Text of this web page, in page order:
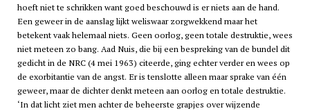
hoeft niet te schrikken want goed beschouwd is er niets aan de hand.
Een geweer in de aanslag lijkt weliswaar zorgwekkend maar het
betekent vaak helemaal niets. Geen oorlog, geen totale destruktie, wees
niet meteen zo bang. Aad Nuis, die bij een bespreking van de bundel dit
gedicht in de NRC (4 mei 1963) citeerde, ging echter verder en wees op
de exorbitantie van de angst. Er is tenslotte alleen maar sprake van één
geweer, maar de dichter denkt meteen aan oorlog en totale destruktie.
‘In dat licht ziet men achter de beheerste grapjes over wijzende